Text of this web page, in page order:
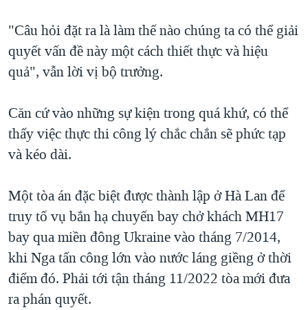
"Câu hỏi đặt ra là làm thế nào chúng ta có thể giải
quyết vấn đề này một cách thiết thực và hiệu
quả", vẫn lời vị bộ trưởng.
Căn cứ vào những sự kiện trong quá khứ, có thể
thấy việc thực thi công lý chắc chắn sẽ phức tạp
và kéo dài.
Một tòa án đặc biệt được thành lập ở Hà Lan để
truy tố vụ bắn hạ chuyến bay chở khách MH17
bay qua miền đông Ukraine vào tháng 7/2014,
khi Nga tấn công lớn vào nước láng giềng ở thời
điểm đó. Phải tới tận tháng 11/2022 tòa mới đưa
ra phán quyết.